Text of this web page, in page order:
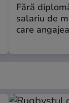
Fără
salariu de
care